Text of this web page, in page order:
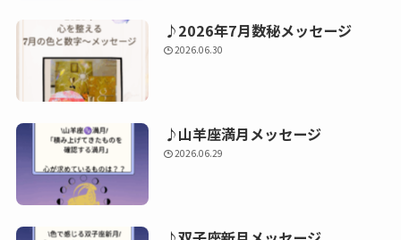
♪2026年7月数秘メッセージ
2026.06.30
♪山羊座満月メッセージ
2026.06.29